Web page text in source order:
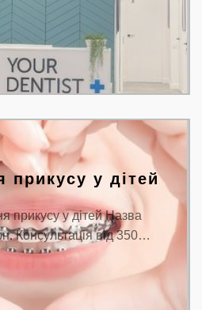
прикусу у дітей
прикусу у дітей Назва
Консультація від 350…